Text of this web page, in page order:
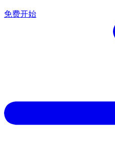
免费开始